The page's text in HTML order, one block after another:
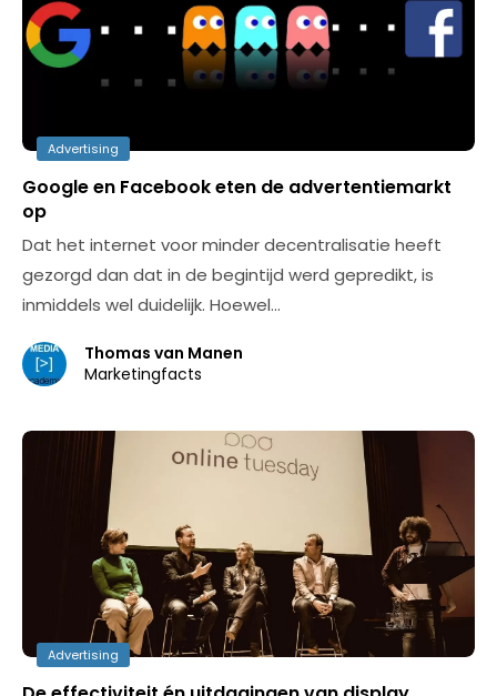
Advertising
Google en Facebook eten de advertentiemarkt
op
Dat het internet voor minder decentralisatie heeft
gezorgd dan dat in de begintijd werd gepredikt, is
inmiddels wel duidelijk. Hoewel…
Thomas van Manen
Marketingfacts
Advertising